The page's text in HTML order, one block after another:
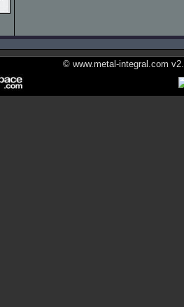
© www.metal-integral.com